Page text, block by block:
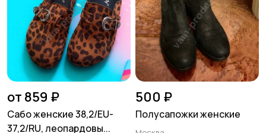
от 859 ₽
Сабо женские 38,2/EU-
37,2/RU, леопардовы...
500 ₽
Полусапожки женские